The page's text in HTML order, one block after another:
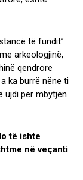
të fundit”
arkeologjinë,
qendrore
ka burrë nëne ti
ujdi për mbytjen
të ishte
në veçanti